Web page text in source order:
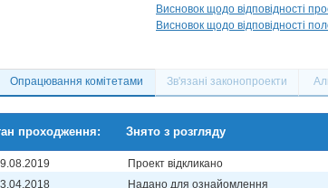
Висновок щодо відповідності
Висновок щодо відповідності
Опрацювання комітетами Зв'язані законопроекти
проходження: Знято з розгляду
Проект відкликано
Надано для ознайомлення